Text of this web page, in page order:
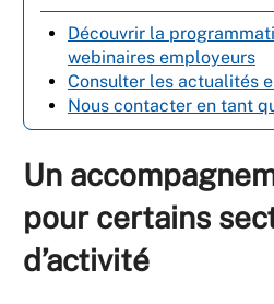
Découvrir la
webinaires employeurs
Consulter les actualités
Nous contacter en tant
Un
pour certains
d’activité